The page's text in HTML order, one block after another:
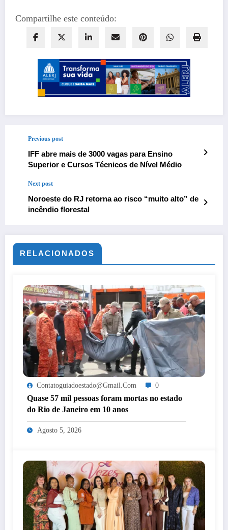
Compartilhe este conteúdo:
Previous post
IFF abre mais de 3000 vagas para Ensino
Superior e Cursos Técnicos de Nível Médio
Next post
Noroeste do RJ retorna ao risco “muito alto” de
incêndio florestal
RELACIONADOS
Contatoguiadoestado@gmail.com 0
Quase 57 mil pessoas foram mortas no estado
do Rio de Janeiro em 10 anos
Agosto 5, 2026